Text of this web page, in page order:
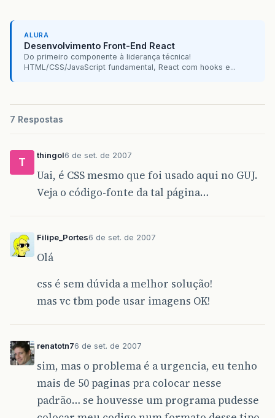
ALURA
Desenvolvimento Front-End React
Do primeiro componente à liderança técnica!
HTML/CSS/JavaScript fundamental, React com hooks e...
7 Respostas
T
thingol6 de set. de 2007
Uai, é CSS mesmo que foi usado aqui no GUJ.
Veja o código-fonte da tal página…
Filipe_Portes6 de set. de 2007
Olá
css é sem dúvida a melhor solução!
mas vc tbm pode usar imagens OK!
renatotn76 de set. de 2007
sim, mas o problema é a urgencia, eu tenho
mais de 50 paginas pra colocar nesse
padrão… se houvesse um programa pudesse